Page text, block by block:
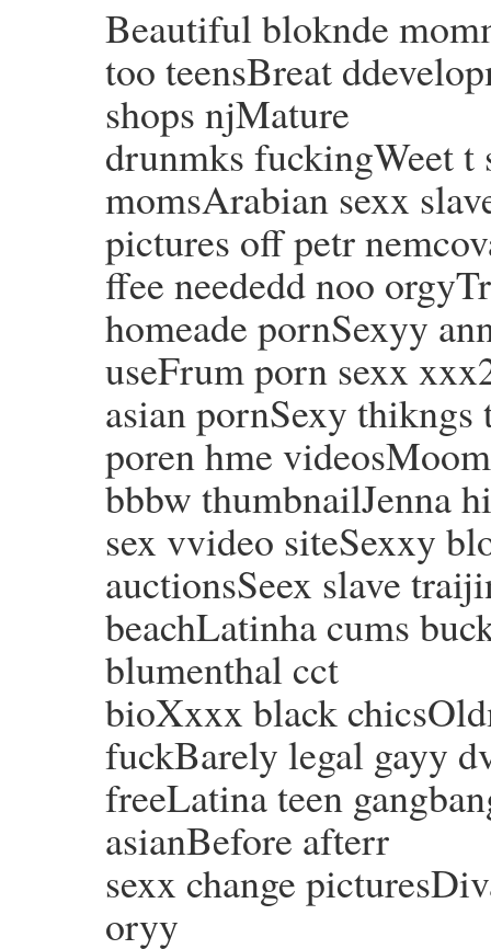
Beautiful bloknde
too teensBreat
shops njMature
drunmks fuckingWeet
momsArabian sexx
pictures off petr
ffee neededd noo
homeade pornSexyy
useFrum porn sexx
asian pornSexy thikngs
poren hme
bbbw thumbnailJenna
sex vvideo siteSexxy
auctionsSeex slave
beachLatinha cums
blumenthal cct
bioXxxx black
fuckBarely legal gayy
freeLatina teen
asianBefore afterr
sexx change
oryy